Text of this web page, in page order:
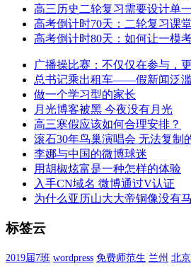
高三历史二轮复习需要设计单
高考倒计时70天：二轮复习课
高考倒计时80天：如何让一模
广播操比赛：不仅仅在参与
总书记乘出租车——假新闻泛
做一个学习型的家长
月光博客被黑 今夜没有月光
高三寒假应该如何合理安排？
滚石30年鸟巢演唱会 无法复制
李娜与中国的微博球迷
用胡椒炫富是一种怎样的体验
入手CN域名 微博通过V认证
为什么亚历山大大帝铜像没有
标签云
2019届7班 wordpress 免费师范生 兰州 北